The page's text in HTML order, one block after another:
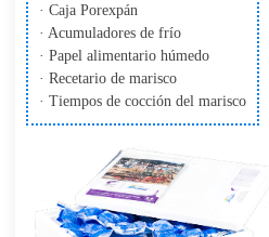
· Caja Porexpán
· Acumuladores de frío
· Papel alimentario húmedo
· Recetario de marisco
· Tiempos de cocción del marisco